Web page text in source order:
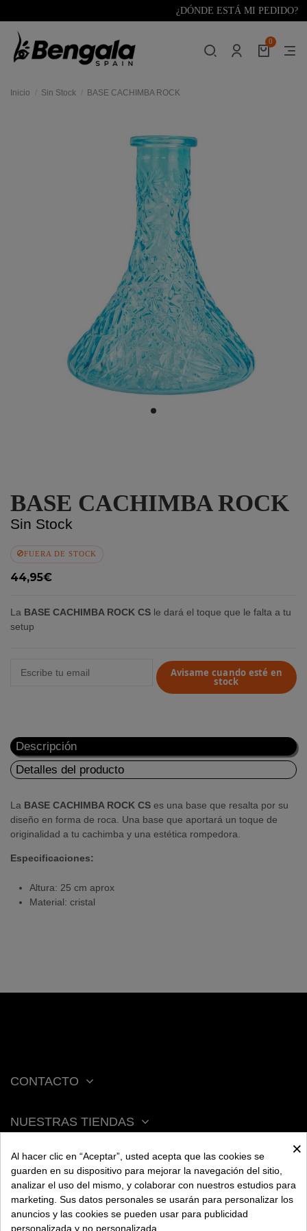
¿DÓNDE ESTÁ MI PEDIDO?
0
Inicio Sin Stock BASE CACHIMBA ROCK
BASE CACHIMBA ROCK
Sin Stock
FUERA DE STOCK
44,95€
La BASE CACHIMBA ROCK CS le dará el toque que le falta a tu
setup
Avisame cuando esté en
stock
Descripción
Detalles del producto
La BASE CACHIMBA ROCK CS es una base que resalta por su
diseño en forma de roca. Una base que aportará un toque de
originalidad a tu cachimba y una estética rompedora.
Especificaciones:
Altura: 25 cm aprox
Material: cristal
CONTACTO
NUESTRAS TIENDAS
ACERCA DE BENGALA
AYUDA
×
Al hacer clic en “Aceptar”, usted acepta que las cookies se
guarden en su dispositivo para mejorar la navegación del sitio,
analizar el uso del mismo, y colaborar con nuestros estudios para
marketing. Sus datos personales se usarán para personalizar los
anuncios y las cookies se pueden usar para publicidad
personalizada y no personalizada.